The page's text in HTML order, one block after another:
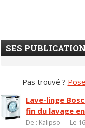
SES
Pas trouvé ?
Lave-linge
fin du lavage
De : Kalipso — Le